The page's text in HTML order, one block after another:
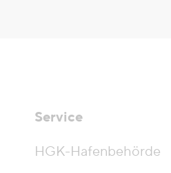
Service
HGK-Hafenbehörde